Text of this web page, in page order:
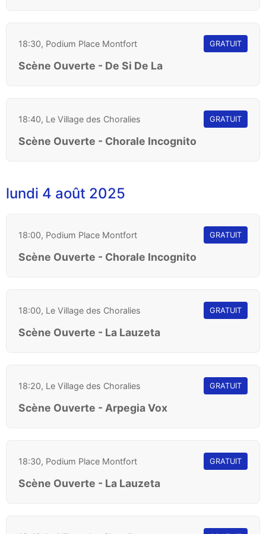
18:30, Podium Place Montfort GRATUIT
Scène Ouverte - De Si De La
18:40, Le Village des Choralies GRATUIT
Scène Ouverte - Chorale Incognito
lundi 4 août 2025
18:00, Podium Place Montfort GRATUIT
Scène Ouverte - Chorale Incognito
18:00, Le Village des Choralies GRATUIT
Scène Ouverte - La Lauzeta
18:20, Le Village des Choralies GRATUIT
Scène Ouverte - Arpegia Vox
18:30, Podium Place Montfort GRATUIT
Scène Ouverte - La Lauzeta